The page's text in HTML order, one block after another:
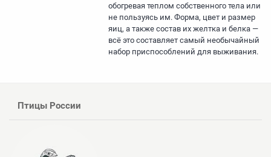
обогревая теплом собственного тела или
не пользуясь им. Форма, цвет и размер
яиц, а также состав их желтка и белка —
всё это составляет самый необычайный
набор приспособлений для выживания.
Птицы России